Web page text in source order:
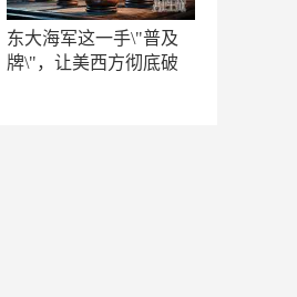
东大海军这一手\"普及
牌\"，让美西方彻底破